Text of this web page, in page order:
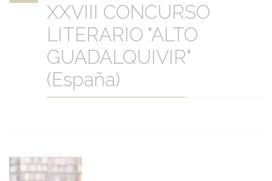
XXVIII CONCURSO
LITERARIO "ALTO
GUADALQUIVIR"
(España)